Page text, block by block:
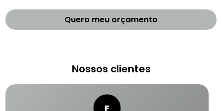
Quero meu orçamento
Nossos clientes